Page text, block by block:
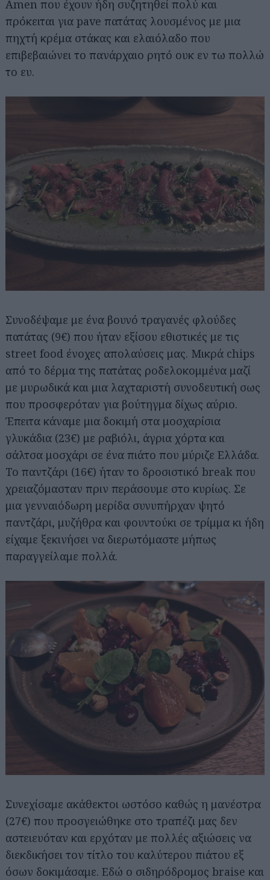
Amen που έχουν ήδη συζητηθεί πολύ και
πρόκειται για pave πατάτας λουσμένος με μια
πηχτή κρέμα στάκας και ελαιόλαδο που
επιβεβαιώνει το πανάρχαιο ρητό ουκ εν τω πολλώ
το ευ.
Συνοδέψαμε με ένα βουνό τραγανές φλούδες
πατάτας (9€) που ήταν εξίσου εθιστικές με τις
street food ένοχες απολαύσεις μας. Μικρά chips
από το δέρμα της πατάτας ροδελοκομμένα μαζί
με μυρωδικά και μια λαχταριστή συνοδευτική σως
που προσφερόταν για βούτηγμα δίχως αύριο.
Έπειτα κάναμε μια δοκιμή στα μοσχαρίσια
γλυκάδια (23€) με ραβιόλι, άγρια χόρτα και
σάλτσα μοσχάρι σε ένα πιάτο που μύριζε Ελλάδα.
Το παντζάρι (16€) ήταν το δροσιστικό break που
χρειαζόμασταν πριν περάσουμε στο κυρίως. Σε
μια γενναιόδωρη μερίδα συνυπήρχαν ψητό
παντζάρι, μυζήθρα και φουντούκι σε τρίμμα κι ήδη
είχαμε ξεκινήσει να διερωτόμαστε μήπως
παραγγείλαμε πολλά.
Συνεχίσαμε ακάθεκτοι ωστόσο καθώς η μανέστρα
(27€) που προσγειώθηκε στο τραπέζι μας δεν
αστειευόταν και ερχόταν με πολλές αξιώσεις να
διεκδικήσει τον τίτλο του καλύτερου πιάτου εξ
όσων δοκιμάσαμε. Εδώ ο σιδηρόδρομος braise και